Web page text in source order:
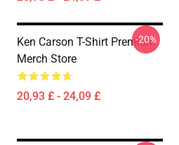
Ken Carson T-Shirt Premium
Merch Store
20,93 £ - 24,09 £
-20%